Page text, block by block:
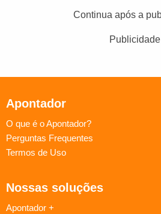
Continua após a
Publicidade
Apontador
O que é o Apontador?
Perguntas Frequentes
Termos de Uso
Nossas soluções
Apontador +